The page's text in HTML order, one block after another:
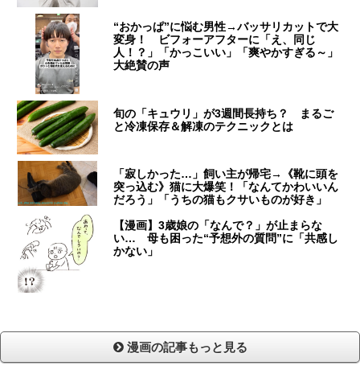
“おかっぱ”に悩む男性→バッサリカットで大
変身！ ビフォーアフターに「え、同じ
人！？」「かっこいい」「爽やかすぎる～」
大絶賛の声
旬の「キュウリ」が3週間長持ち？ まるご
と冷凍保存＆解凍のテクニックとは
「寂しかった…」飼い主が帰宅→《靴に頭を
突っ込む》猫に大爆笑！「なんてかわいいん
だろう」「うちの猫もクサいものが好き」
【漫画】3歳娘の「なんで？」が止まらな
い… 母も困った“予想外の質問”に「共感し
かない」
漫画の記事もっと見る